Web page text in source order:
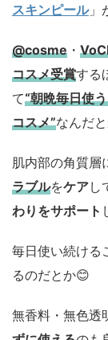
スキンピール」
@cosme ・
コスメ受賞する
て“朝晩毎日使
コスメ”なんだ
肌内部の角質層
ラブルをケアし
わりをサポート
毎日使い続ける
るのだとか😊
無香料・無色透